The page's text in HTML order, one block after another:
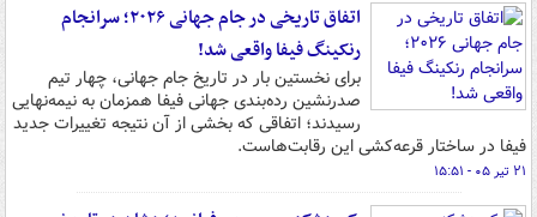
اتفاق تاریخی در جام جهانی ۲۰۲۶؛ سرانجام
رنکینگ فیفا واقعی شد!
برای نخستین بار در تاریخ جام جهانی، چهار تیم
صدرنشین رده‌بندی جهانی فیفا همزمان به نیمه‌نهایی
رسیدند؛ اتفاقی که بخشی از آن نتیجه تغییرات جدید
فیفا در ساختار قرعه‌کشی این رقابت‌هاست.
۲۱ تیر ۰۵ - ۱۵:۵۱